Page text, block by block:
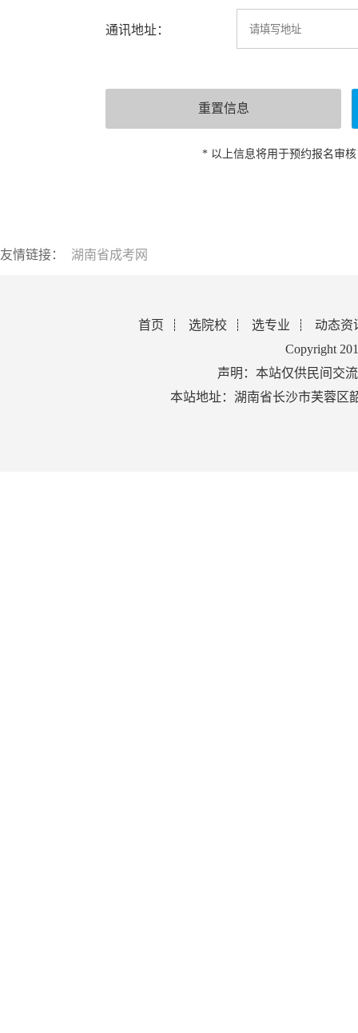
通讯地址：
* 以上信息将用于预约报名审
友情链接： 湖南省成考网
首页 选院校 选专业
动态资
Copyright
声明：本站仅供民间交
本站地址：湖南省长沙市芙蓉区